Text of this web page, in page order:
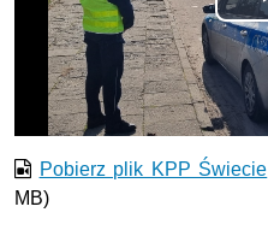
Pobierz plik KPP Świecie
MB)